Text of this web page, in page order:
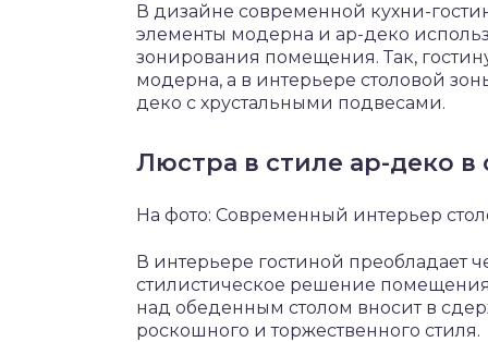
В дизайне современной кухни-
элементы модерна и ар-деко
зонирования помещения. Так,
модерна, а в интерьере столовой
деко с хрустальными подвесами.
Люстра в стиле ар-деко в
На фото: Современный интерьер
В интерьере гостиной
стилистическое решение
над обеденным столом вносит в
роскошного и торжественного стиля.